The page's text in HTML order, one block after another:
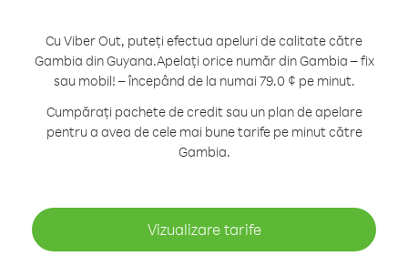
Cu Viber Out, puteți efectua apeluri de calitate către
Gambia din Guyana.Apelați orice număr din Gambia – fix
sau mobil! – începând de la numai 79.0 ¢ pe minut.
Cumpărați pachete de credit sau un plan de apelare
pentru a avea de cele mai bune tarife pe minut către
Gambia.
Vizualizare tarife